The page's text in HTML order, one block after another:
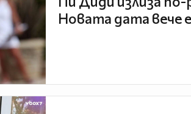
Новата дата вече